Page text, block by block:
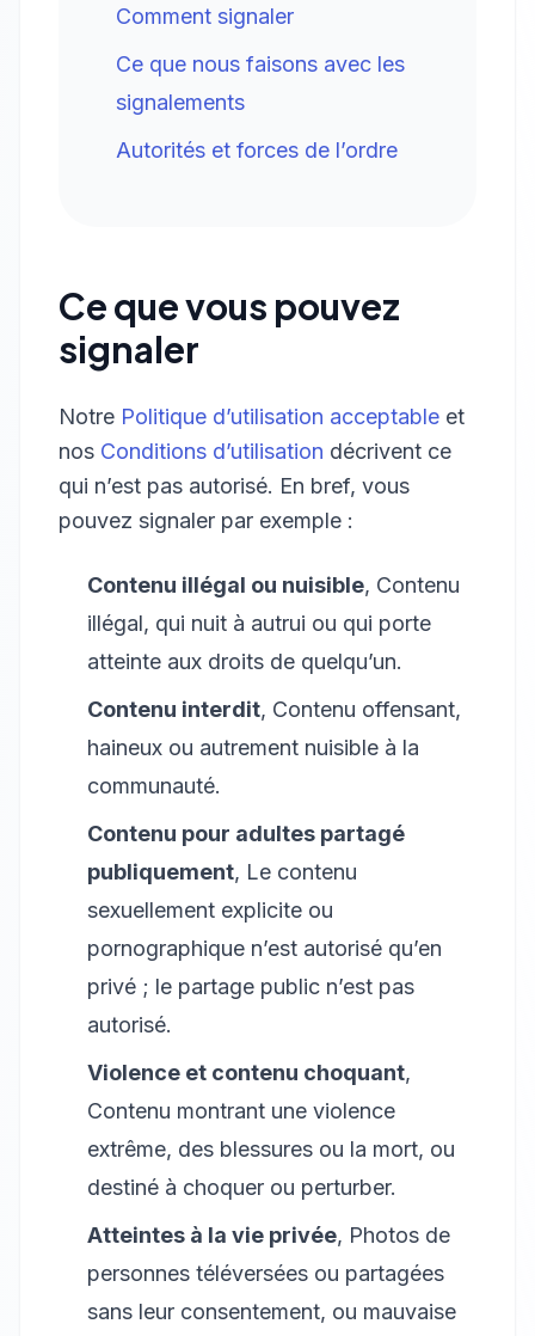
Comment signaler
Ce que nous faisons avec les
signalements
Autorités et forces de l’ordre
Ce que vous pouvez
signaler
Notre Politique d’utilisation acceptable et
nos Conditions d’utilisation décrivent ce
qui n’est pas autorisé. En bref, vous
pouvez signaler par exemple :
Contenu illégal ou nuisible, Contenu
illégal, qui nuit à autrui ou qui porte
atteinte aux droits de quelqu’un.
Contenu interdit, Contenu offensant,
haineux ou autrement nuisible à la
communauté.
Contenu pour adultes partagé
publiquement, Le contenu
sexuellement explicite ou
pornographique n’est autorisé qu’en
privé ; le partage public n’est pas
autorisé.
Violence et contenu choquant,
Contenu montrant une violence
extrême, des blessures ou la mort, ou
destiné à choquer ou perturber.
Atteintes à la vie privée, Photos de
personnes téléversées ou partagées
sans leur consentement, ou mauvaise